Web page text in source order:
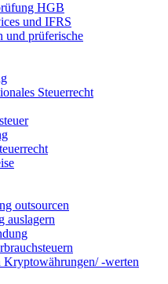
HGB
und IFRS
und prüferische
Steuerrecht
outsourcen
auslagern
Kryptowährungen/ -werten